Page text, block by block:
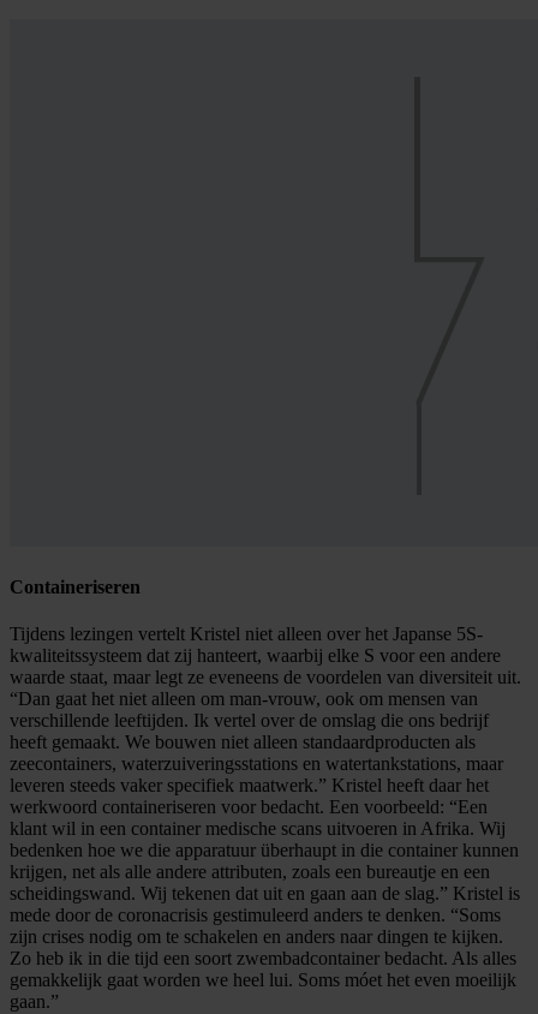
Containeriseren
Tijdens lezingen vertelt Kristel niet alleen over het Japanse 5S-
kwaliteitssysteem dat zij hanteert, waarbij elke S voor een andere
waarde staat, maar legt ze eveneens de voordelen van diversiteit uit.
“Dan gaat het niet alleen om man-vrouw, ook om mensen van
verschillende leeftijden. Ik vertel over de omslag die ons bedrijf
heeft gemaakt. We bouwen niet alleen standaardproducten als
zeecontainers, waterzuiveringsstations en watertankstations, maar
leveren steeds vaker specifiek maatwerk.” Kristel heeft daar het
werkwoord containeriseren voor bedacht. Een voorbeeld: “Een
klant wil in een container medische scans uitvoeren in Afrika. Wij
bedenken hoe we die apparatuur überhaupt in die container kunnen
krijgen, net als alle andere attributen, zoals een bureautje en een
scheidingswand. Wij tekenen dat uit en gaan aan de slag.” Kristel is
mede door de coronacrisis gestimuleerd anders te denken. “Soms
zijn crises nodig om te schakelen en anders naar dingen te kijken.
Zo heb ik in die tijd een soort zwembadcontainer bedacht. Als alles
gemakkelijk gaat worden we heel lui. Soms móet het even moeilijk
gaan.”